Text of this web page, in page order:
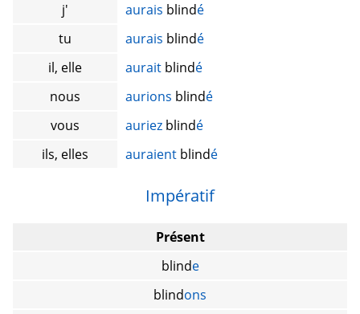
j'
aurais blindé
tu
aurais blindé
il, elle
aurait blindé
nous
aurions blindé
vous
auriez blindé
ils, elles
auraient blindé
Impératif
Présent
blinde
blindons